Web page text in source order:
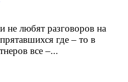
не любят разговоров на
где – то в
все –...